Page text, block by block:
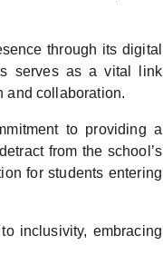
through its digital
serves as a vital link
and collaboration.
to providing a
from the school’s
for students entering
inclusivity, embracing